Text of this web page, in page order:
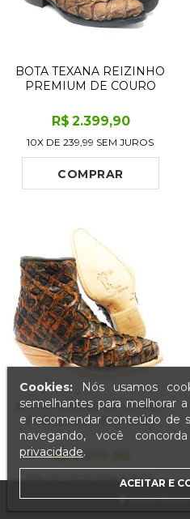
BOTA TEXANA REIZINHO
PREMIUM DE COURO
DRY LEAF - CANO
CURTO, BICO FINO
ARREDONDADO -
SOLADO DE COURO
ARTESANAL
R$ 2.399,90
10X DE239,99 SEM JUROS
COMPRAR
BOTA TEXANA REIZINHO
PREMIUM DE COURO
LEGÍTIMO DE PIRARUCU
BROWN GOLD - CANO
CURTO, BICO FINO
QUADRADINHO -
ARTESANAL
R$2.399
SEM JUROS
COMPRAR
Cookies:Nós usamos
semelhantes para melhorar
e recomendar conteúdo de
navegando, você
privacidade.
ACEITAR E